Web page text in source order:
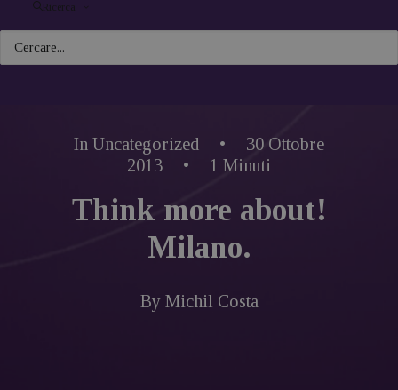
Ricerca
In Uncategorized •
30 Ottobre
2013
• 1 Minuti
Think more about!
Milano.
By Michil Costa